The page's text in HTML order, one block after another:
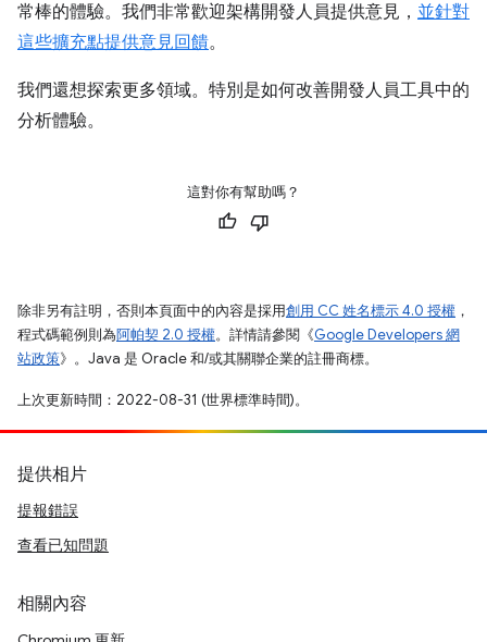
常棒的體驗。我們非常歡迎架構開發人員提供意見， 並針對
這些擴充點提供意見回饋。
我們還想探索更多領域。特別是如何改善開發人員工具中的
分析體驗。
這對你有幫助嗎？
除非另有註明，否則本頁面中的內容是採用創用 CC 姓名標示 4.0 授權 ，
程式碼範例則為阿帕契 2.0 授權。詳情請參閱《Google Developers 網
站政策》。Java 是 Oracle 和/或其關聯企業的註冊商標。
上次更新時間：2022-08-31 (世界標準時間)。
提供相片
提報錯誤
查看已知問題
相關內容